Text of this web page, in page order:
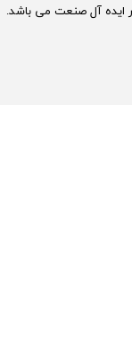
ایده آل صنعت می باشد.